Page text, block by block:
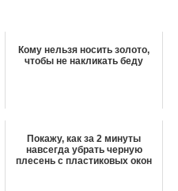
Кому нельзя носить золото,
чтобы не накликать беду
Покажу, как за 2 минуты
навсегда убрать черную
плесень с пластиковых окон